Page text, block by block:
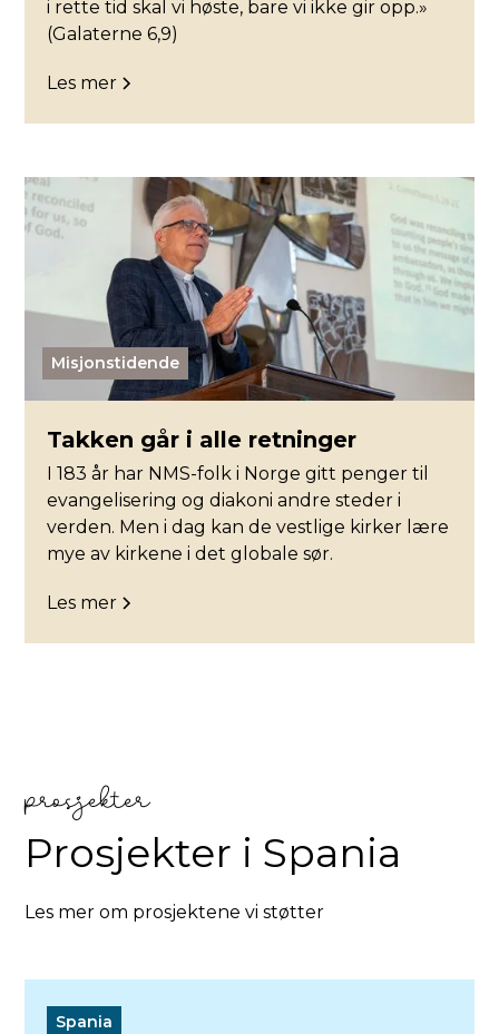
i rette tid skal vi høste, bare vi ikke gir opp.»
(Galaterne 6,9)
Les mer
Misjonstidende
Takken går i alle retninger
I 183 år har NMS-folk i Norge gitt penger til
evangelisering og diakoni andre steder i
verden. Men i dag kan de vestlige kirker lære
mye av kirkene i det globale sør.
Les mer
prosjekter
Prosjekter i Spania
Les mer om prosjektene vi støtter
Spania